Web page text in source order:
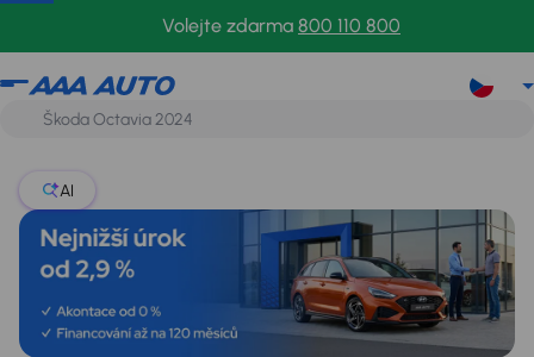
Volejte zdarma 800 110 800
Kia
AI